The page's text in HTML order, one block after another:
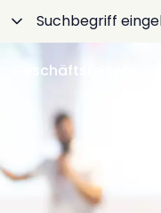
Geschäftsreisen